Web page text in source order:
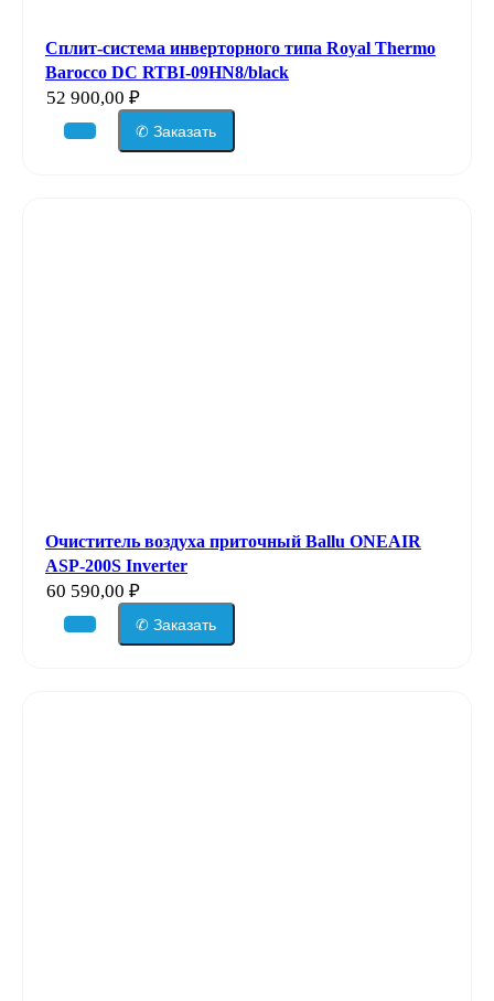
Сплит-система инверторного типа Royal Thermo
Barocco DC RTBI-09HN8/black
52 900,00 ₽
✆ Заказать
Очиститель воздуха приточный Ballu ONEAIR
ASP-200S Inverter
60 590,00 ₽
✆ Заказать